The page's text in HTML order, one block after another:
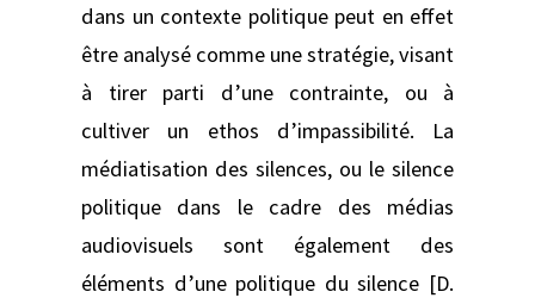
dans un contexte politique peut en effet
être analysé comme une stratégie, visant
à tirer parti d’une contrainte, ou à
cultiver un ethos d’impassibilité. La
médiatisation des silences, ou le silence
politique dans le cadre des médias
audiovisuels sont également des
éléments d’une politique du silence [D.